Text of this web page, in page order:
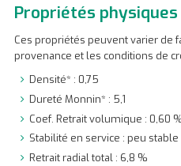
Propriétés
Ces propriétés peuvent varier de
provenance et les conditions de
Densité* : 0,75
Dureté Monnin* : 5,1
Coef. Retrait volumique : 0,60
Stabilité en service : peu stable
Retrait radial total : 6,8 %